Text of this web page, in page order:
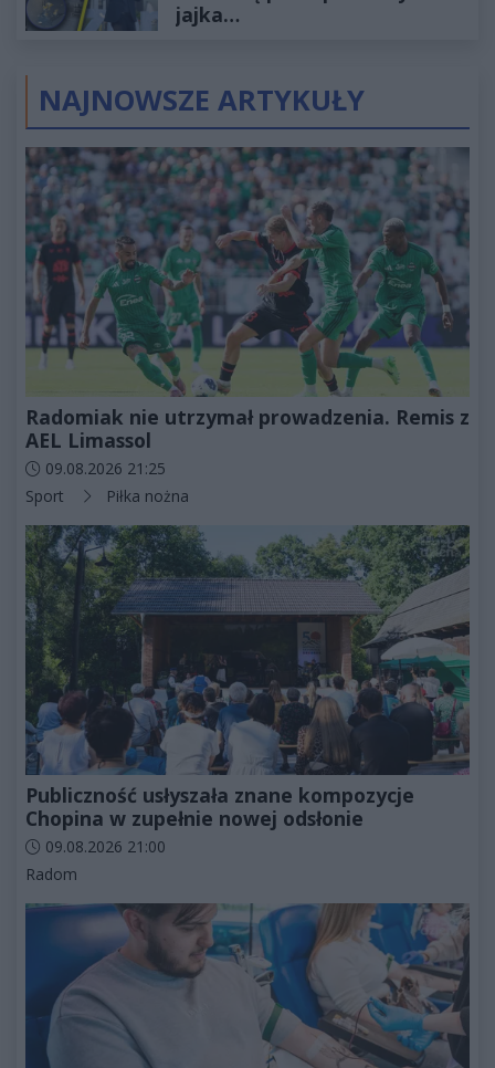
jajka…
NAJNOWSZE ARTYKUŁY
Radomiak nie utrzymał prowadzenia. Remis z
AEL Limassol
Data dodania artykułu:
09.08.2026 21:25
Kategorie artykułu:
Sport Piłka nożna
Publiczność usłyszała znane kompozycje
Chopina w zupełnie nowej odsłonie
Data dodania artykułu:
09.08.2026 21:00
Kategorie artykułu:
Radom